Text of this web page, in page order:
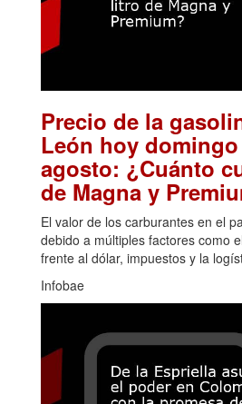
Precio de la
León hoy
agosto: ¿Cuánto
de Magna y
El valor de los carburantes en el
debido a múltiples factores como
frente al dólar, impuestos y la
Infobae